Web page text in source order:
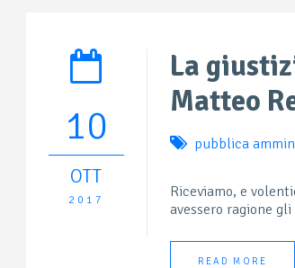
10
OTT
2017
La
Matteo
pubblica
Riceviamo, e
avessero ragione
READ MORE